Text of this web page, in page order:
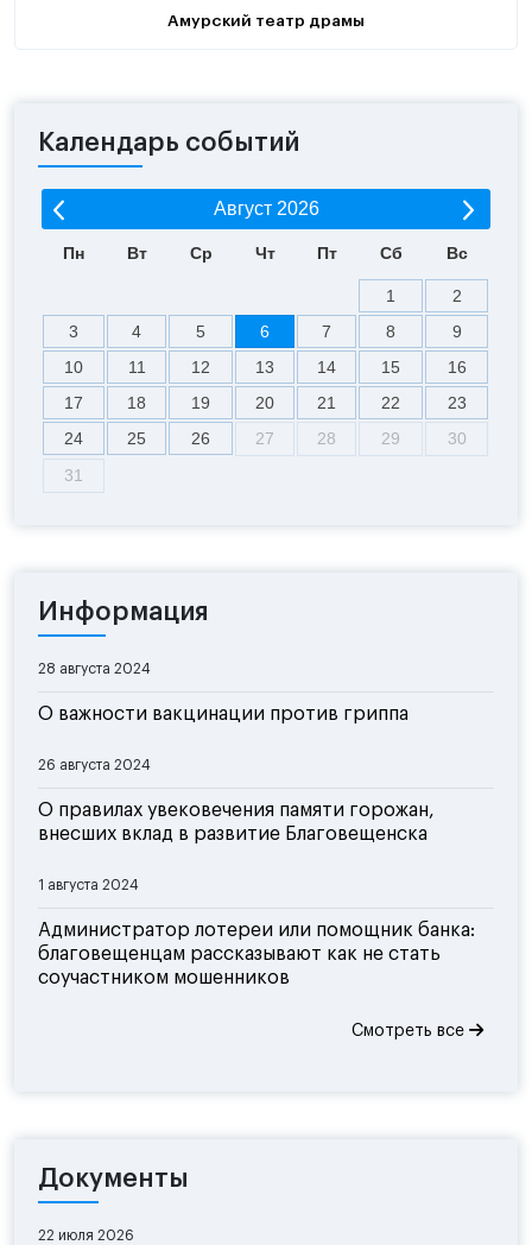
Амурский театр драмы
Календарь событий
Август 2026
Пн Вт Ср Чт Пт Сб Вс
1
2
3
4 5 6 7 8
9
10
11 12 13 14 15
16
17
18 19 20 21 22
23
24
25 26 27 28 29
30
31
Информация
28 августа 2024
О важности вакцинации против гриппа
26 августа 2024
О правилах увековечения памяти горожан,
внесших вклад в развитие Благовещенска
1 августа 2024
Администратор лотереи или помощник банка:
благовещенцам рассказывают как не стать
соучастником мошенников
Смотреть все
Документы
22 июля 2026